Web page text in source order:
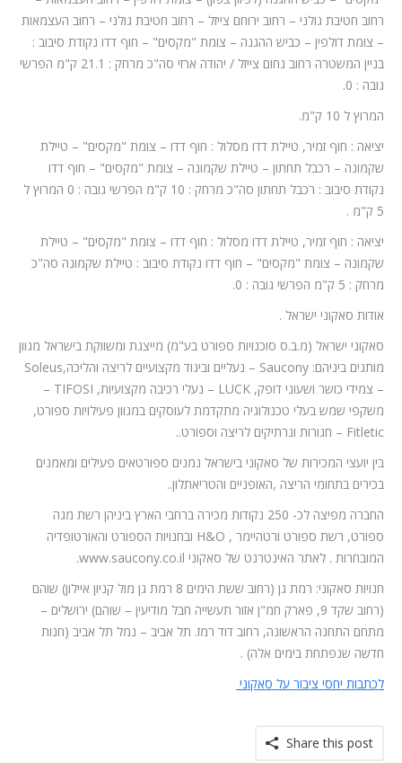
רחוב חטיבת גולני – רחוב ירוחם צייזל – רחוב חטיבת גולני – רחוב העצמאות
– צומת דולפין – כביש ההגנה – צומת "מקסים" – חוף דדו נקודת סיבוב :
בניין המשטרה רחוב נחום צייזל / יהודה ארזי סה"כ מרחק : 21.1 ק"מ הפרשי
גובה : 0.
המרוץ ל 10 ק"מ.
יציאה : חוף זמיר, טיילת דדו מסלול : חוף דדו – צומת "מקסים" – טיילת
שקמונה – רכבל תחתון – טיילת שקמונה – צומת "מקסים" – חוף דדו
נקודת סיבוב : רכבל תחתון סה"כ מרחק : 10 ק"מ הפרשי גובה : 0 המרוץ ל
5 ק"מ .
יציאה : חוף זמיר, טיילת דדו מסלול : חוף דדו – צומת "מקסים" – טיילת
שקמונה – צומת "מקסים" – חוף דדו נקודת סיבוב : טיילת שקמונה סה"כ
מרחק : 5 ק"מ הפרשי גובה : 0.
אודות סאקוני ישראל .
סאקוני ישראל (מ.ב.ס סוכנויות ספורט בע"מ) מייצגת ומשווקת בישראל מגוון
מותגים ביניהם: Saucony – נעליים וביגוד מקצועיים לריצה והליכה,Soleus
– צמידי כושר ושעוני דופק, LUCK – נעלי רכיבה מקצועיות, TIFOSI –
משקפי שמש בעלי טכנולוגיה מתקדמת לעוסקים במגוון פעילויות ספורט,
Fitletic – חגורות ונרתיקים לריצה וספורט..
בין יועצי המכירות של סאקוני בישראל נמנים ספורטאים פעילים ומאמנים
בכירים בתחומי הריצה ,האופניים והטריאתלון..
החברה מפיצה לכ- 250 נקודות מכירה ברחבי הארץ ביניהן רשת מגה
ספורט, רשת ספורט ורטהיימר , H&O ובחנויות הספורט והאורטופדיה
המובחרות . לאתר האינטרנט של סאקוני www.saucony.co.il.
חנויות סאקוני: רמת גן (רחוב ששת הימים 8 רמת גן מול קניון איילון) שוהם
(רחוב שקד 9, פארק‎ ‎חמ"ן אזור תעשייה חבל מודיעין – שוהם) ירושלים –
מתחם התחנה הראשונה, רחוב דוד רמז. תל אביב – נמל תל אביב (חנות
חדשה שנפתחת בימים אלה) .
לכתבות יחסי ציבור על סאקוני
Share this post